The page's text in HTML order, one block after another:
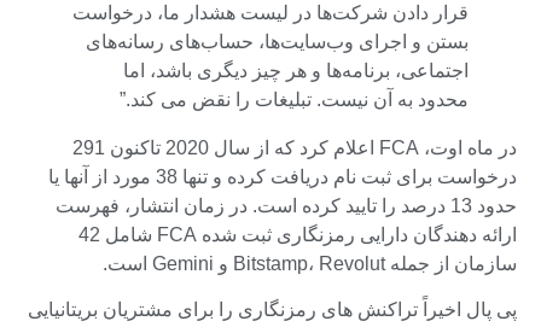
قرار دادن شرکت‌ها در لیست هشدار ما، درخواست
بستن و اجرای وب‌سایت‌ها، حساب‌های رسانه‌های
اجتماعی، برنامه‌ها و هر چیز دیگری باشد، اما
محدود به آن نیست. تبلیغات را نقض می کند.”
در ماه اوت، FCA اعلام کرد که از سال 2020 تاکنون 291
درخواست برای ثبت نام دریافت کرده و تنها 38 مورد از آنها یا
حدود 13 درصد را تایید کرده است. در زمان انتشار، فهرست
ارائه دهندگان دارایی رمزنگاری ثبت شده FCA شامل 42
سازمان از جمله Bitstamp، Revolut و Gemini است.
پی پال اخیراً تراکنش های رمزنگاری را برای مشتریان بریتانیایی